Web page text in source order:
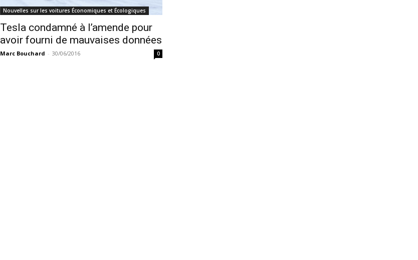
Nouvelles sur les voitures Économiques et Écologiques
Tesla condamné à l’amende pour
avoir fourni de mauvaises données
Marc Bouchard - 30/06/2016 0